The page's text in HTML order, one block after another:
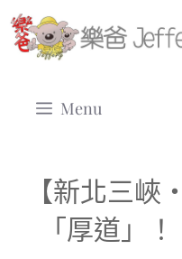
跳
至
Menu
【新北三
「厚道」